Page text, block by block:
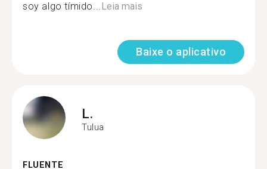
soy algo tímido...Leia mais
Baixe o aplicativo
L.
Tulua
FLUENTE